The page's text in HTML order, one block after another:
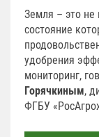
Земля – это не
состояние
удобрения
мониторинг,
Горячкиным,
ФГБУ